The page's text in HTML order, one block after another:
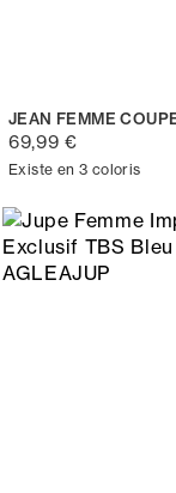
JEAN FEMME
69,99 €
Existe en 3 coloris